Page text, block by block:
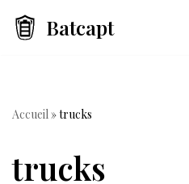
Aller
Batcapt
Accueil»trucks
trucks